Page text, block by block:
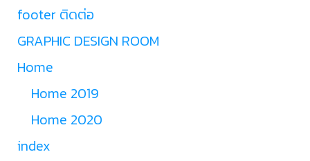
footer ติดต่อ
GRAPHIC DESIGN ROOM
Home
Home 2019
Home 2020
index